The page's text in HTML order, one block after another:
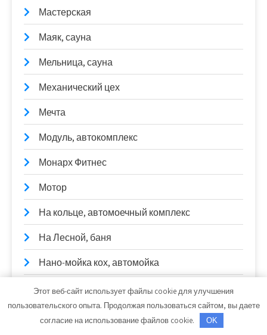
Мастерская
Маяк, сауна
Мельница, сауна
Механический цех
Мечта
Модуль, автокомплекс
Монарх Фитнес
Мотор
На кольце, автомоечный комплекс
На Лесной, баня
Нано-мойка кох, автомойка
НАО автосервис
Этот веб-сайт использует файлы cookie для улучшения
пользовательского опыта. Продолжая пользоваться сайтом, вы даете
согласие на использование файлов cookie.
OK